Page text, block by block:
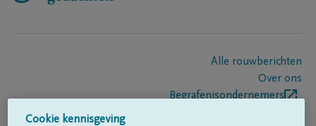
Alle rouwberichten
Over ons
Begrafenisondernemers
Cookie kennisgeving